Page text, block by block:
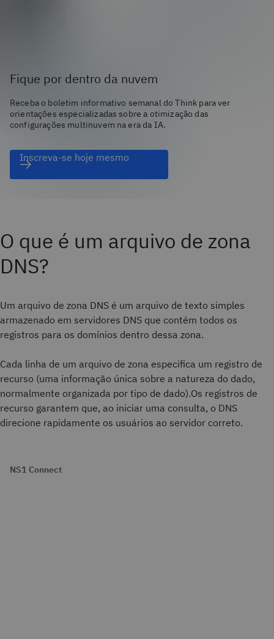
Fique por dentro da nuvem
Receba o boletim informativo semanal do Think para ver
orientações especializadas sobre a otimização das
configurações multinuvem na era da IA.
Inscreva-se hoje mesmo
O que é um arquivo de zona
DNS?
Um arquivo de zona DNS é um arquivo de texto simples
armazenado em servidores DNS que contém todos os
registros para os domínios dentro dessa zona.
Cada linha de um arquivo de zona especifica um registro de
recurso (uma informação única sobre a natureza do dado,
normalmente organizada por tipo de dado).Os registros de
recurso garantem que, ao iniciar uma consulta, o DNS
direcione rapidamente os usuários ao servidor correto.
NS1 Connect